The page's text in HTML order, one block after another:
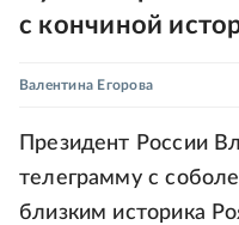
с кончиной
Валентина Егорова
Президент России
телеграмму с
близким историка